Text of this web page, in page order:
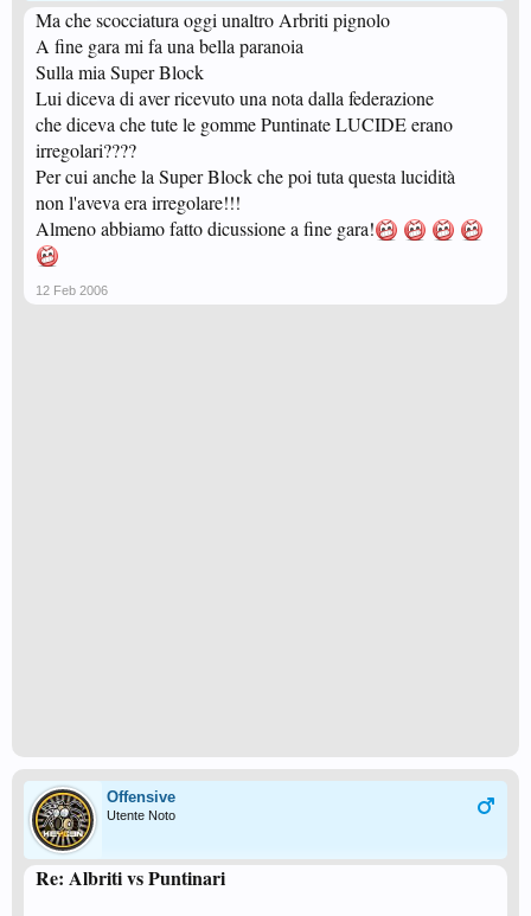
Ma che scocciatura oggi unaltro Arbriti pignolo
A fine gara mi fa una bella paranoia
Sulla mia Super Block
Lui diceva di aver ricevuto una nota dalla federazione
che diceva che tute le gomme Puntinate LUCIDE erano
irregolari????
Per cui anche la Super Block che poi tuta questa lucidità
non l'aveva era irregolare!!!
Almeno abbiamo fatto dicussione a fine gara!
12 Feb 2006
Offensive
Utente Noto
Re: Albriti vs Puntinari